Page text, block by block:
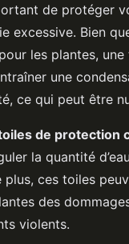
de protéger
excessive. Bien
les plantes,
une
ce qui peut être
de protection
la quantité
ces toiles
des
violents.